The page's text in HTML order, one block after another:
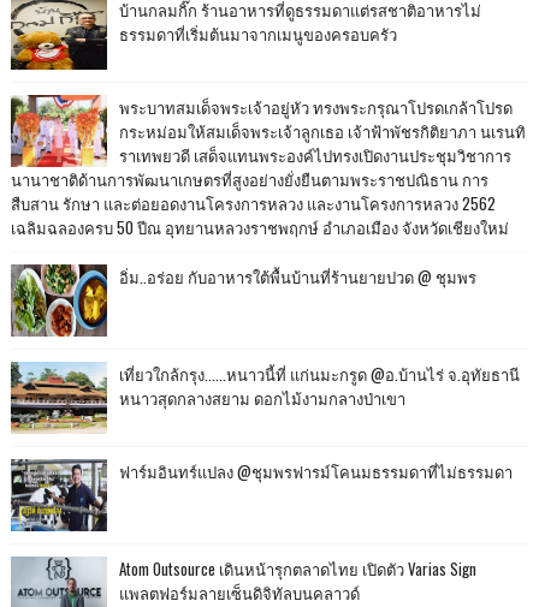
บ้านกลมกิ๊ก ร้านอาหารที่ดูธรรมดาแต่รสชาติอาหารไม่
ธรรมดาที่เริ่มต้นมาจากเมนูของครอบครัว
พระบาทสมเด็จพระเจ้าอยู่หัว ทรงพระกรุณาโปรดเกล้าโปรด
กระหม่อมให้สมเด็จพระเจ้าลูกเธอ เจ้าฟ้าพัชรกิติยาภา นเรนทิ
ราเทพยวดี เสด็จแทนพระองค์ไปทรงเปิดงานประชุมวิชาการ
นานาชาติด้านการพัฒนาเกษตรที่สูงอย่างยั่งยืนตามพระราชปณิธาน การ
สืบสาน รักษา และต่อยอดงานโครงการหลวง และงานโครงการหลวง 2562
เฉลิมฉลองครบ 50 ปีณ อุทยานหลวงราชพฤกษ์ อำเภอเมือง จังหวัดเชียงใหม่
อิ่ม..อร่อย กับอาหารใต้พื้นบ้านที่ร้านยายปวด @ ชุมพร
เที่ยวใกล้กรุง......หนาวนี้ที่ แก่นมะกรูด @อ.บ้านไร่ จ.อุทัยธานี
หนาวสุดกลางสยาม ดอกไม้งามกลางป่าเขา
ฟาร์มอินทร์แปลง @ชุมพรฟารม์โคนมธรรมดาที่ไม่ธรรมดา
Atom Outsource เดินหน้ารุกตลาดไทย เปิดตัว Varias Sign
แพลตฟอร์มลายเซ็นดิจิทัลบนคลาวด์